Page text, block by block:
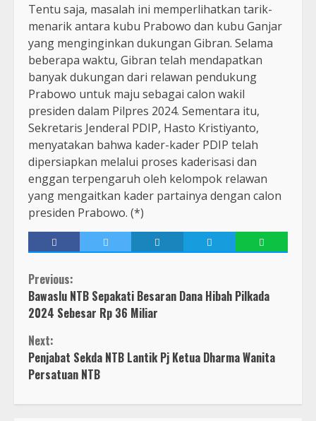
Tentu saja, masalah ini memperlihatkan tarik-
menarik antara kubu Prabowo dan kubu Ganjar
yang menginginkan dukungan Gibran. Selama
beberapa waktu, Gibran telah mendapatkan
banyak dukungan dari relawan pendukung
Prabowo untuk maju sebagai calon wakil
presiden dalam Pilpres 2024. Sementara itu,
Sekretaris Jenderal PDIP, Hasto Kristiyanto,
menyatakan bahwa kader-kader PDIP telah
dipersiapkan melalui proses kaderisasi dan
enggan terpengaruh oleh kelompok relawan
yang mengaitkan kader partainya dengan calon
presiden Prabowo. (*)
Continue
Reading
Previous:
Bawaslu NTB Sepakati Besaran Dana Hibah Pilkada
2024 Sebesar Rp 36 Miliar
Next:
Penjabat Sekda NTB Lantik Pj Ketua Dharma Wanita
Persatuan NTB